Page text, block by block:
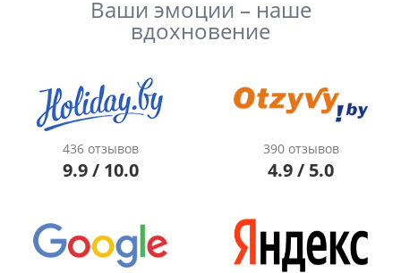
Ваши эмоции – наше
вдохновение
436 отзывов
9.9 / 10.0
390 отзывов
4.9 / 5.0